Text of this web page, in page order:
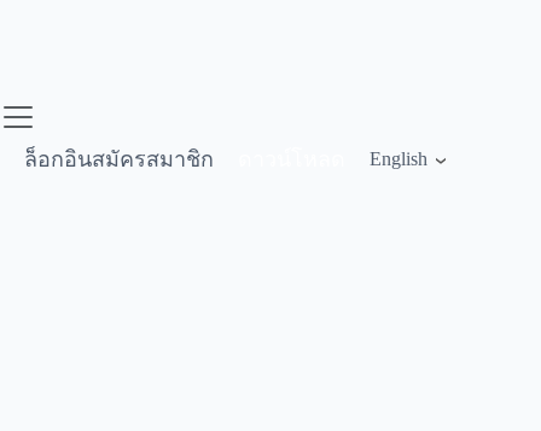
ล็อกอินสมัครสมาชิก English